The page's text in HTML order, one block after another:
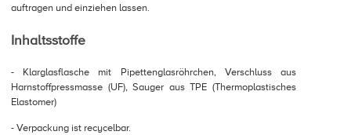
auftragen und einziehen lassen.
Inhaltsstoffe
- Klarglasflasche mit Pipettenglasröhrchen, Verschluss aus
Harnstoffpressmasse (UF), Sauger aus TPE (Thermoplastisches
Elastomer)
- Verpackung ist recycelbar.